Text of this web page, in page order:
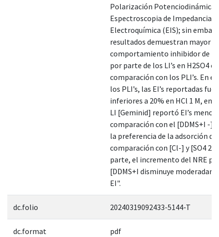
Polarización Potenciodinámica
Espectroscopia de Impedancia
Electroquímica (EIS); sin
resultados demuestran mayor
comportamiento inhibidor de
por parte de los LI’s en H2SO4 en
comparación con los PLI’s. En el
los PLI’s, las EI’s reportadas
inferiores a 20% en HCl 1 M, en
LI [Geminid] reportó EI’s
comparación con el [DDMS+I -],
la preferencia de la adsorción
comparación con [Cl-] y [SO4 2-
parte, el incremento del NRE
[DDMS+I disminuye
EI".
dc.folio 20240319092433-5144-T
dc.format pdf